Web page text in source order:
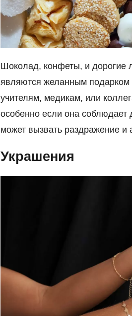
Шоколад, конфеты, и дорогие
являются желанным
учителям, медикам, или
особенно если она соблюдает
может вызвать раздражение и
Украшения